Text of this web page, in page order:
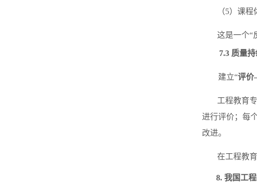
（5）课
这是一个“
7.3 质量
建立“评
工程教育
进行评价；每
改进。
在工程教
8. 我国工